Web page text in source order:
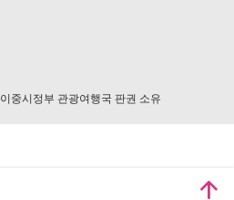
중시정부 관광여행국 판권 소유